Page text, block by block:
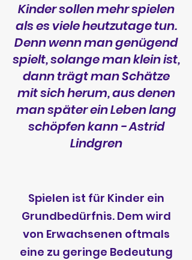
Kinder sollen mehr spielen
als es viele heutzutage tun.
Denn wenn man genügend
spielt, solange man klein ist,
dann trägt man Schätze
mit sich herum, aus denen
man später ein Leben lang
schöpfen kann - Astrid
Lindgren
Spielen ist für Kinder ein
Grundbedürfnis. Dem wird
von Erwachsenen oftmals
eine zu geringe Bedeutung